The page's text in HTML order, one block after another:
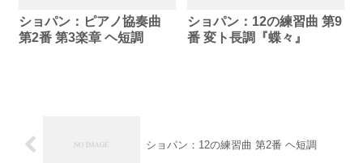
ショパン：ピアノ協奏曲
第2番 第3楽章 ヘ短調
ショパン：12の練習曲 第9
番 変ト長調『蝶々』
ショパン：12の練習曲 第2番 ヘ短調